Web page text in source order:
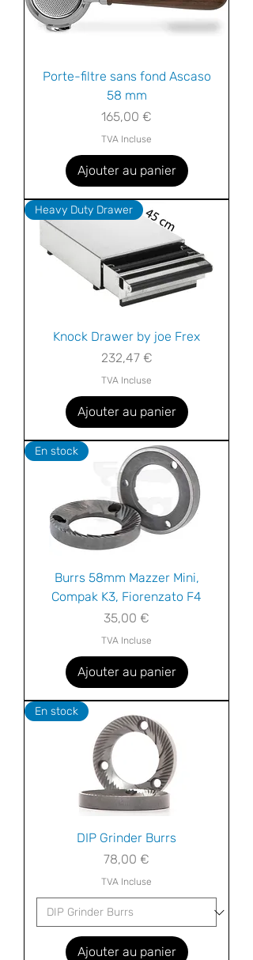
Porte-filtre sans fond Ascaso
58 mm
Prix
165,00 €
TVA Incluse
Ajouter au panier
Heavy Duty Drawer
Knock Drawer by joe Frex
Prix
232,47 €
TVA Incluse
Ajouter au panier
En stock
Burrs 58mm Mazzer Mini,
Compak K3, Fiorenzato F4
Prix
35,00 €
TVA Incluse
Ajouter au panier
En stock
DIP Grinder Burrs
Prix
78,00 €
TVA Incluse
Ajouter au panier